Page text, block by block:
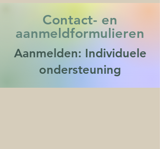
Contact- en
aanmeldformulieren
Aanmelden: Individuele
ondersteuning